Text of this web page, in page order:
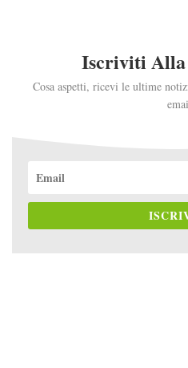
Iscriviti Alla
Cosa aspetti, ricevi le ultime